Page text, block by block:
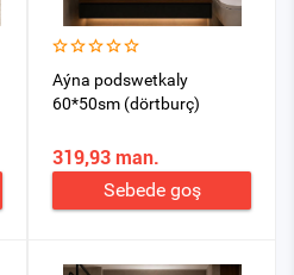
Aýna podswetkaly
60*50sm (dörtburç)
319,93 man.
Sebede goş